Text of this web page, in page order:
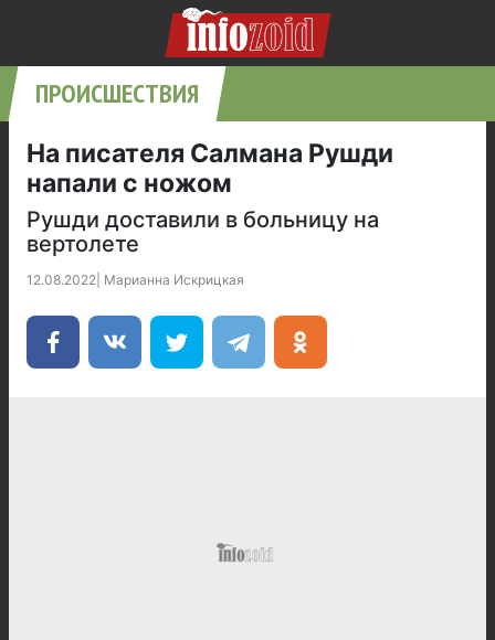
ПРОИСШЕСТВИЯ
На писателя Салмана Рушди
напали с ножом
Рушди доставили в больницу на
вертолете
12.08.2022 Марианна Искрицкая